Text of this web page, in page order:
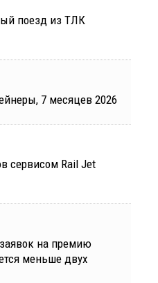
поезд из ТЛК
7 месяцев 2026
сервисом Rail Jet
на премию
меньше двух